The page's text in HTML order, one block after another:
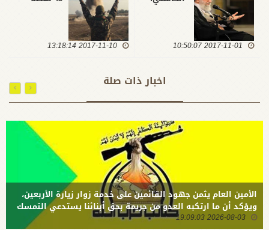
هو كفاح
العاقبة
الإلهي هو
النصر
الأكيد في
هذا الكفاح
2017-11-01 10:50:07
.. كتائب حزب
لاستهداف
اربعينية
الامام
الحسين (ع)
2017-11-10 13:18:14
اخبار ذات صلة
الأمين العام يثمن جهود القائمين على خدمة زوار زيارة الأربعين،
ويؤكد أن ما ارتكبه العدو من جريمة بحق أبنائنا يستدعي التمسك
بالسلاح وتطويره لردع كل من يريد بنا شراً
2026-08-03 19:09:03